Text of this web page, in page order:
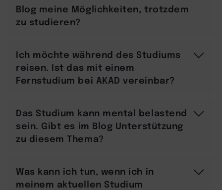
Blog meine Möglichkeiten, trotzdem
zu studieren?
Ich möchte während des Studiums
reisen. Ist das mit einem
Fernstudium bei AKAD vereinbar?
Das Studium kann mental belastend
sein. Gibt es im Blog Unterstützung
zu diesem Thema?
Was kann ich tun, wenn ich in
meinem aktuellen Studium